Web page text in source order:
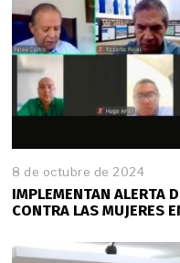
8 de octubre de 2024
IMPLEMENTAN ALERTA
CONTRA LAS MUJERES